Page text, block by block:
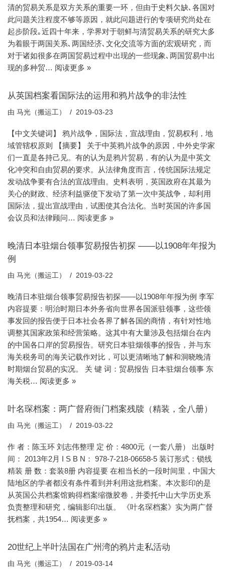
清的贸易关系是双方关系的重要一环，但由于史料欠缺､各国对
此问题关注程度不够等原因，就此问题进行的专项研究尚处在
起步阶段｡近四十年来，学界对于朝鲜与清贸易关系的研究大多
为着眼于两国关系､两国经济､文化交流等方面的宏观研究，而
对于诸如很多在两国贸易过程中出现的一些现象､两国贸易中出
现的多种贸… 阅读更多 »
从英国档案看国际法的运用和鸦片战争的非法性
由 马光（搬运工） 2019-03-23
【中文关键词】 鸦片战争，国际法，宣战理由，贸易权利，地
域管辖权原则 【摘要】 关于中英鸦片战争的原因，中外史学家
们一直是各持己见。有的认为是鸦片贸易，有的认为是中英文
化冲突和自由贸易的要求。从法律角度而言，传统国际法规定
发动战争要有合法的宣战理由。史料表明，英国政府在其最为
关心的财政、经济利益驱使下发动了第一次中英战争，却利用
国际法，提出宣战理由，试图使其合法化。当时英国的许多国
会议员和法律顾问… 阅读更多 »
晚清日本驻烟台领事贸易报告初探 ——以1908年年报为
例
由 马光（搬运工） 2019-03-22
晚清日本驻烟台领事贸易报告初探——以1908年年报为例 李军
内容提要：明治时期日本外务省向世界各国派驻领事，这些领
事发回的报告便于日本社会各界了解各国的商情，有针对性地
调整其国家政策和经营策略。这其中有大量涉及包括烟台在内
的中国各口岸的贸易报告。研究日本驻烟领事的报告，并与东
海关税务司的海关记载作对比，可以更清晰地了解和洞晓晚清
时期烟台贸易的实况。 关 键 词：贸易报告 日本驻烟台领事 东
海关税… 阅读更多 »
叶名琛档案：两广督府衙门档案残牍（精装，全八册）
由 马光（搬运工） 2019-03-22
作 者：陈玉环 刘志伟整理 定 价：4800元（一套八册） 出版时
间： 2013年2月 I S B N： 978-7-218-06658-5 装订形式：锁线
精装 册 数：套装8册 内容提要 在相当长的一段时间里，中国大
陆地区的学者都没有条件看到并利用这批档案。本次影印的是
从英国公共档案馆购得档案缩微胶卷，并委托中山大学历史系
负责整理和研究，编辑影印出版。 《叶名琛档案》实为两广督
抚档案，共1954… 阅读更多 »
20世纪上半叶法国在广州湾的鸦片走私活动
由 马光（搬运工） 2019-03-14